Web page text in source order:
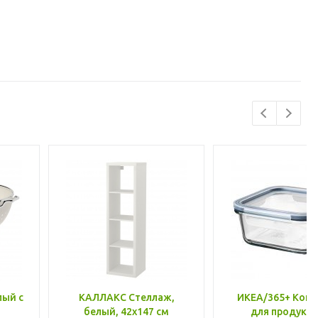
с
КАЛЛАКС Стеллаж,
белый, 42x147 см
ИКЕА/365+
для